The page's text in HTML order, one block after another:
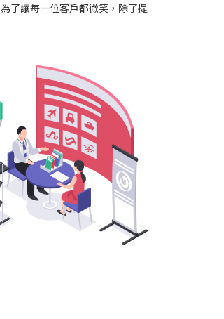
為了讓每一位客戶都微笑，除了提